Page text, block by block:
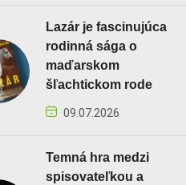
Lazár je fascinujúca
rodinná sága o
maďarskom
šľachtickom rode
09.07.2026
Temná hra medzi
spisovateľkou a